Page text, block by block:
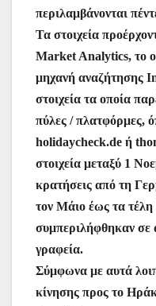
περιλαμβάνονται
Τα στοιχεία
Market Analytics, το
μηχανή αναζήτησης
στοιχεία τα οποία
πύλες / πλατφόρμες,
holidaycheck.de ή
στοιχεία μεταξύ 1
κρατήσεις από τη
τον Μάιο έως τα
συμπεριλήφθηκαν σε
γραφεία.
Σύμφωνα με αυτά
κίνησης προς το